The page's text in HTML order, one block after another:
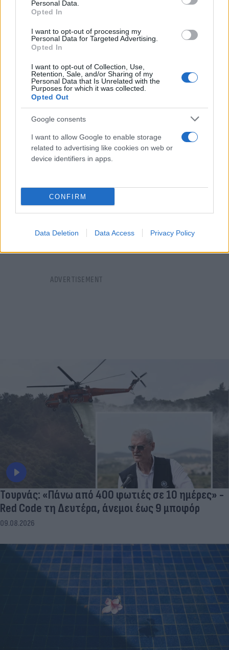
Personal Data.
Opted In
I want to opt-out of processing my
Personal Data for Targeted Advertising.
Opted In
I want to opt-out of Collection, Use,
Retention, Sale, and/or Sharing of my
Personal Data that Is Unrelated with the
Purposes for which it was collected.
Opted Out
Google consents
I want to allow Google to enable storage
related to advertising like cookies on web or
device identifiers in apps.
CONFIRM
Data Deletion Data Access Privacy Policy
Μήλος: «Πάρκαρε» ελικόπτερο στο
Σαρακήνικο και πήγε για μπάνιο με την
Τουρνάς: «Πάνω από 400 φωτιές σε 10 ημέρες» -
Red Code τη Δευτέρα, άνεμοι έως 9 μποφόρ
09.08.2026